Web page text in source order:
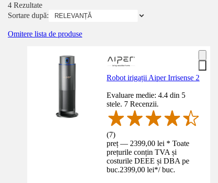
4 Rezultate
Sortare după:
Omitere lista de produse
Robot irigații Aiper Irrisense 2
Evaluare medie: 4.4 din 5
stele. 7 Recenzii.
(7)
preț — 2399,00 lei * Toate
prețurile conțin TVA și
costurile DEEE și DBA pe
buc.2399,00 lei*/ buc.